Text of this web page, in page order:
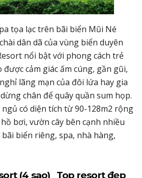
tọa lạc trên bãi biển Mũi Né
dân dã của vùng biển duyên
nổi bật với phong cách trẻ
cảm giác ấm cúng, gần gũi,
lãng mạn của đôi lứa hay gia
chân để quây quần sum họp.
có diện tích từ 90-128m2 rộng
bơi, vườn cây bên cạnh nhiều
biển riêng, spa, nhà hàng,
(4 sao)_ Top resort đẹp